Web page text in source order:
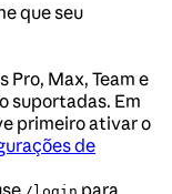
que seu
Pro, Max, Team e
suportadas. Em
primeiro ativar o
de